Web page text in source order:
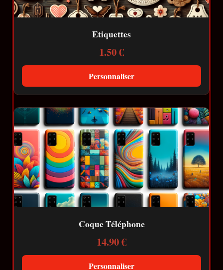
Etiquettes
1.50 €
Personnaliser
Coque Téléphone
14.90 €
Personnaliser